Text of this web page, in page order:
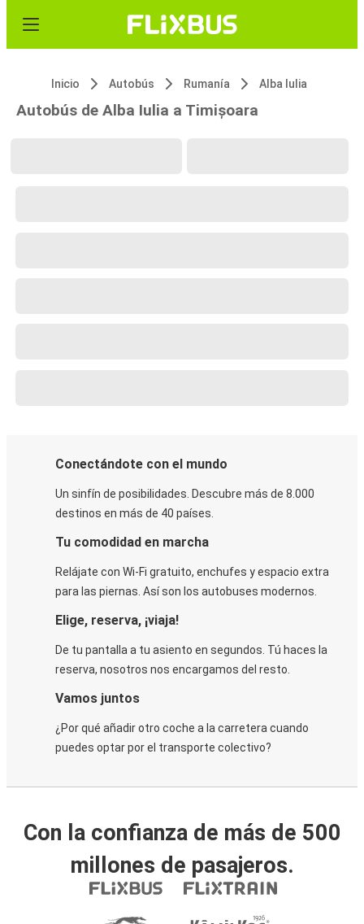
Inicio Autobús Rumanía Alba Iulia
Autobús de Alba Iulia a Timișoara
Conectándote con el mundo
Un sinfín de posibilidades. Descubre más de 8.000
destinos en más de 40 países.
Tu comodidad en marcha
Relájate con Wi-Fi gratuito, enchufes y espacio extra
para las piernas. Así son los autobuses modernos.
Elige, reserva, ¡viaja!
De tu pantalla a tu asiento en segundos. Tú haces la
reserva, nosotros nos encargamos del resto.
Vamos juntos
¿Por qué añadir otro coche a la carretera cuando
puedes optar por el transporte colectivo?
Con la confianza de más de 500
millones de pasajeros.